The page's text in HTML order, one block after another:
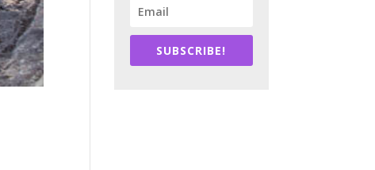
SUBSCRIBE!